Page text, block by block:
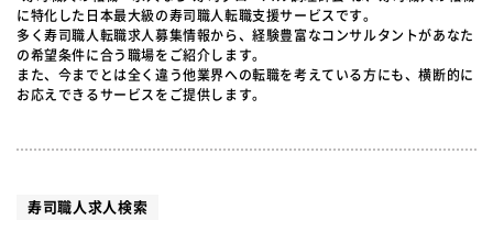
に特化した日本最大級の寿司職人転職支援サービスです。
多く寿司職人転職求人募集情報から、経験豊富なコンサルタントがあなた
の希望条件に合う職場をご紹介します。
また、今までとは全く違う他業界への転職を考えている方にも、横断的に
お応えできるサービスをご提供します。
寿司職人求人検索